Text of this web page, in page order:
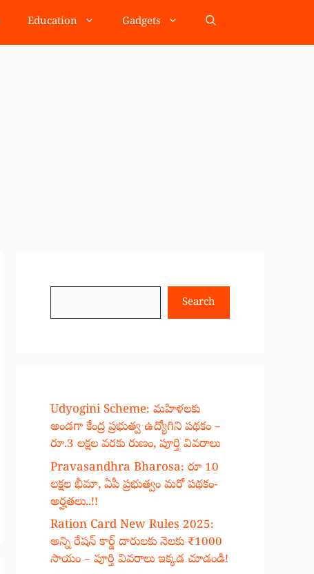
Education Gadgets
Search
Udyogini Scheme: మహిళలకు
అండగా కేంద్ర ప్రభుత్వ ఉద్యోగిని పథకం –
రూ.3 లక్షల వరకు రుణం, పూర్తి వివరాలు
Pravasandhra Bharosa: రూ 10
లక్షల భీమా, ఏపీ ప్రభుత్వం మరో పథకం-
అర్హతలు..!!
Ration Card New Rules 2025:
అన్ని రేషన్ కార్డ్ దారులకు నెలకు ₹1000
సాయం – పూర్తి వివరాలు ఇక్కడ చూడండి!